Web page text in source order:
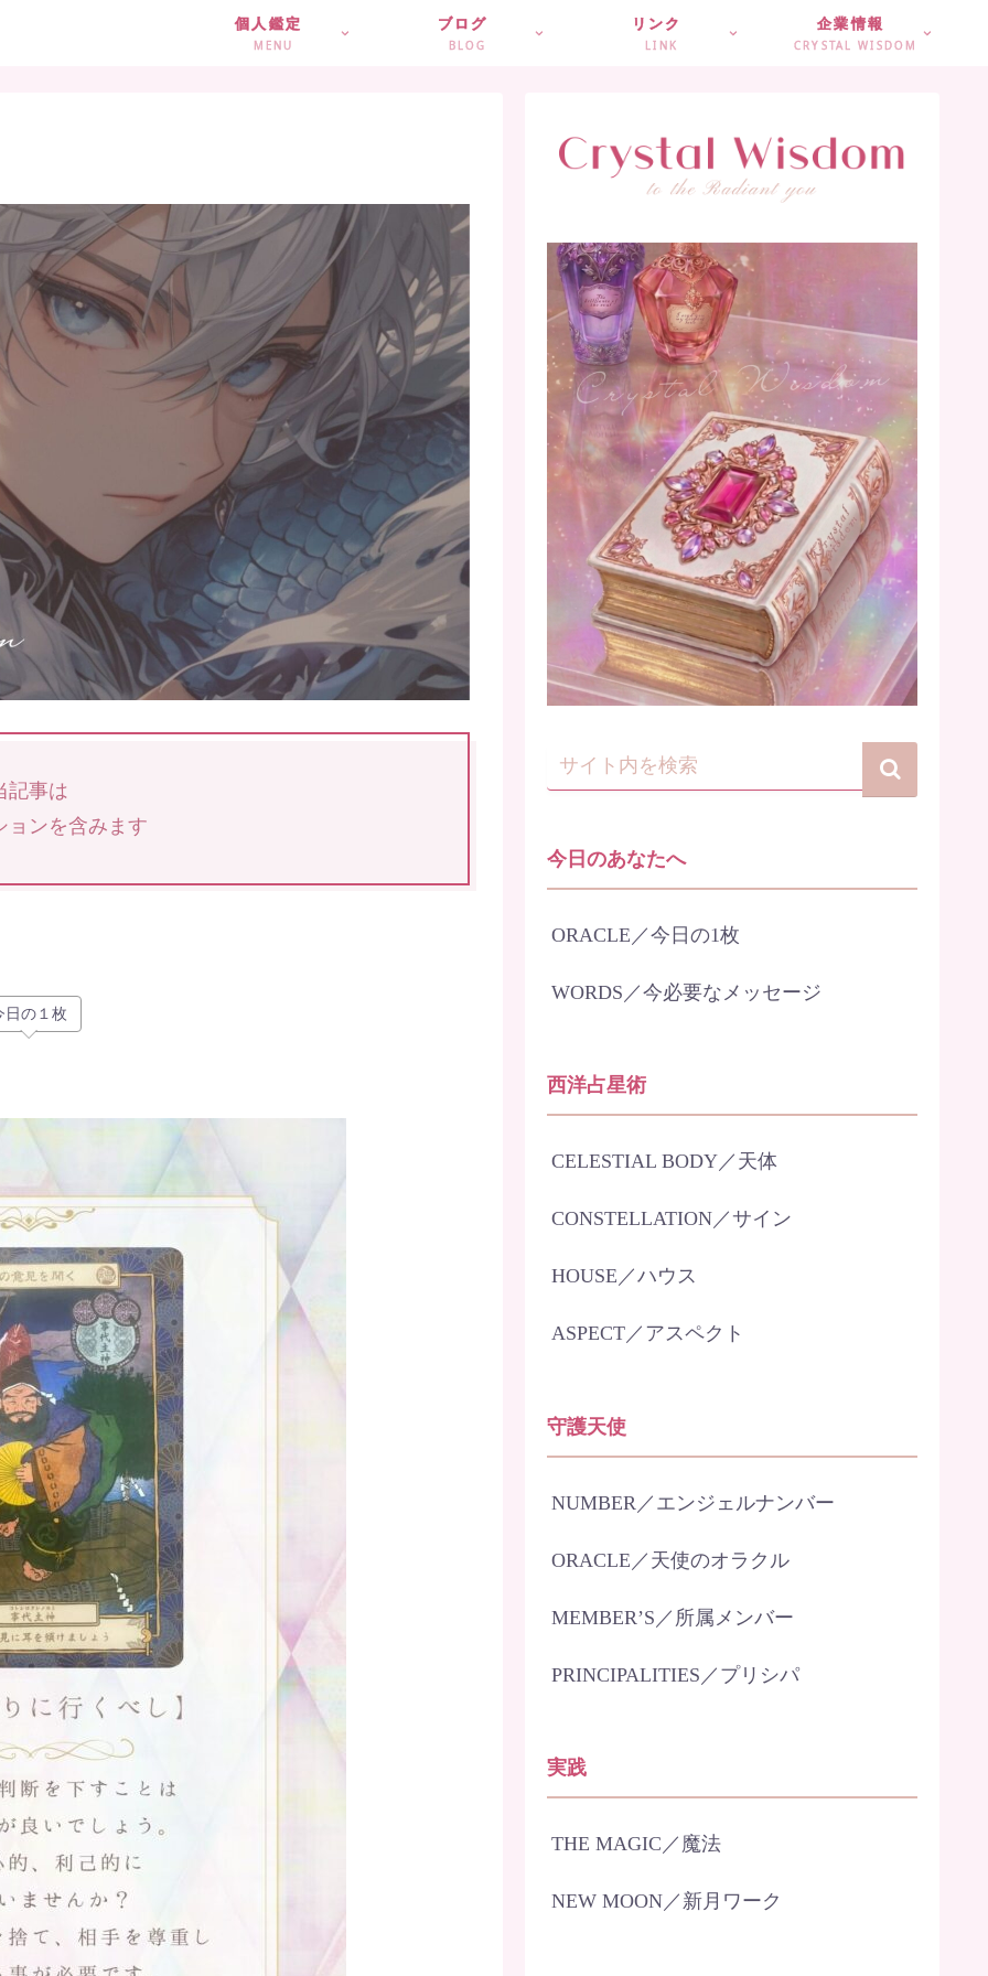
個人鑑定
MENU
ブログ
BLOG
リンク
LINK
企業情報
CRYSTAL WISDOM
記事は
ョンを含みます
日の１枚
今日のあなたへ
ORACLE／今日の1枚
WORDS／今必要なメッセージ
西洋占星術
CELESTIAL BODY／天体
CONSTELLATION／サイン
HOUSE／ハウス
ASPECT／アスペクト
守護天使
NUMBER／エンジェルナンバー
ORACLE／天使のオラクル
MEMBER’S／所属メンバー
PRINCIPALITIES／プリシパ
実践
THE MAGIC／魔法
NEW MOON／新月ワーク